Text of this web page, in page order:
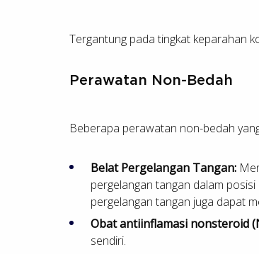
Tergantung pada tingkat keparahan
Perawatan Non-Bedah
Beberapa perawatan non-bedah
Belat Pergelangan Tangan:
pergelangan tangan dalam
pergelangan tangan juga dapat
Obat antiinflamasi nonsteroid
sendiri.